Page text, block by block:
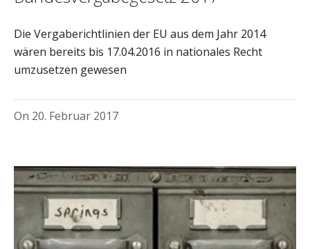
Die Vergaberichtlinien der EU aus dem Jahr 2014
wären bereits bis 17.04.2016 in nationales Recht
umzusetzen gewesen
On 20. Februar 2017